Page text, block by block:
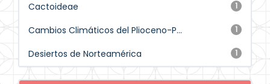
1
Cactoideae
1
Cambios Climáticos del Plioceno-P...
1
Desiertos de Norteamérica